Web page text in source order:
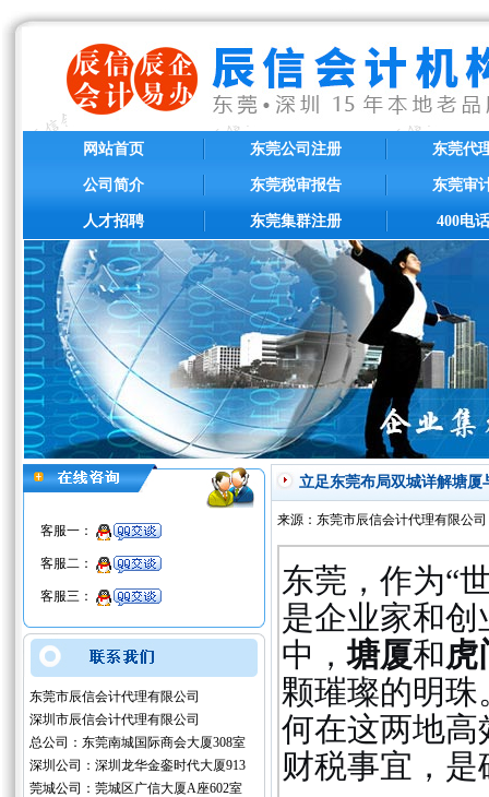
网站首页
公司简介
人才招聘
东莞公司注册
东莞税审报告
东莞集群注册
东莞代
东莞审
400电
客服一：
客服二：
客服三：
东莞市辰信会计代理有限公司
深圳市辰信会计代理有限公司
总公司：东莞南城国际商会大厦308室
深圳公司：深圳龙华金銮时代大厦913
莞城公司：莞城区广信大厦A座602室
立足东莞布局双城详解塘厦
来源：东莞市辰信会计代理有限
东莞，作为“
是企业家和
中，塘厦和虎
颗璀璨的明
何在这两地
财税事宜，